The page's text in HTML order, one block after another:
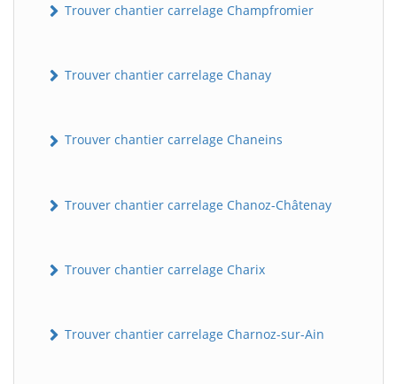
Trouver chantier carrelage Champfromier
Trouver chantier carrelage Chanay
Trouver chantier carrelage Chaneins
Trouver chantier carrelage Chanoz-Châtenay
Trouver chantier carrelage Charix
Trouver chantier carrelage Charnoz-sur-Ain